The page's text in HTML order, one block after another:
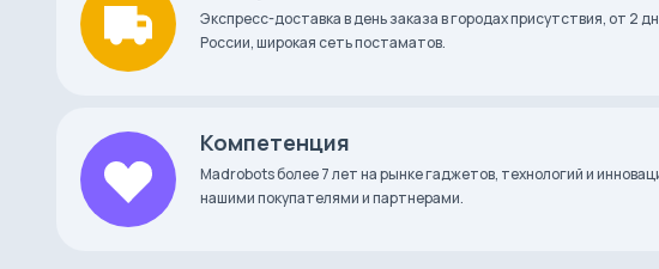
Экспресс-доставка в день заказа в городах присутствия, от 2
России, широкая сеть постаматов.
Компетенция
Madrobots более 7 лет на рынке гаджетов, технологий и
нашими покупателями и партнерами.